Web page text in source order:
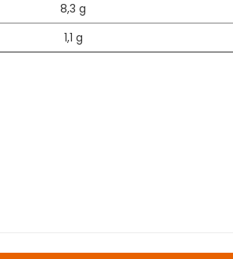
8,3 g
1,1 g